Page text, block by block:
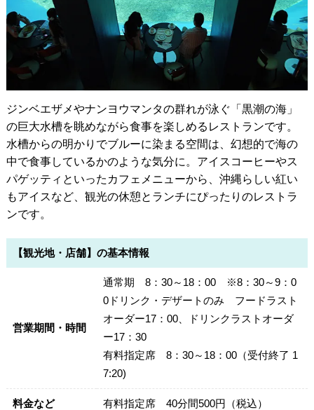
ジンベエザメやナンヨウマンタの群れが泳ぐ「黒潮の海」
の巨大水槽を眺めながら食事を楽しめるレストランです。
水槽からの明かりでブルーに染まる空間は、幻想的で海の
中で食事しているかのような気分に。アイスコーヒーやス
パゲッティといったカフェメニューから、沖縄らしい紅い
もアイスなど、観光の休憩とランチにぴったりのレストラ
ンです。
【観光地・店舗】の基本情報
営業期間・時間
通常期 8：30～18：00 ※8：30～9：0
0ドリンク・デザートのみ フードラスト
オーダー17：00、ドリンクラストオーダ
ー17：30
有料指定席 8：30～18：00（受付終了 1
7:20)
料金など 有料指定席 40分間500円（税込）